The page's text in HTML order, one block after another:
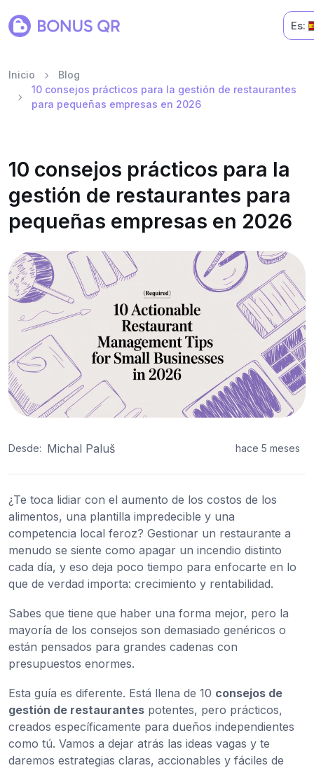
Es:
Inicio
Blog
10 consejos prácticos para la gestión de restaurantes
para pequeñas empresas en 2026
10 consejos prácticos para la
gestión de restaurantes para
pequeñas empresas en 2026
Desde: Michal Paluš hace 5 meses
¿Te toca lidiar con el aumento de los costos de los
alimentos, una plantilla impredecible y una
competencia local feroz? Gestionar un restaurante a
menudo se siente como apagar un incendio distinto
cada día, y eso deja poco tiempo para enfocarte en lo
que de verdad importa: crecimiento y rentabilidad.
Sabes que tiene que haber una forma mejor, pero la
mayoría de los consejos son demasiado genéricos o
están pensados para grandes cadenas con
presupuestos enormes.
Esta guía es diferente. Está llena de 10 consejos de
gestión de restaurantes potentes, pero prácticos,
creados específicamente para dueños independientes
como tú. Vamos a dejar atrás las ideas vagas y te
daremos estrategias claras, accionables y fáciles de